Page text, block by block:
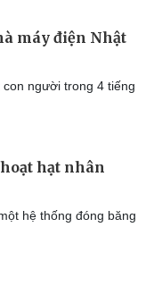
máy điện Nhật
con người trong 4 tiếng
hạt nhân
hệ thống đóng băng